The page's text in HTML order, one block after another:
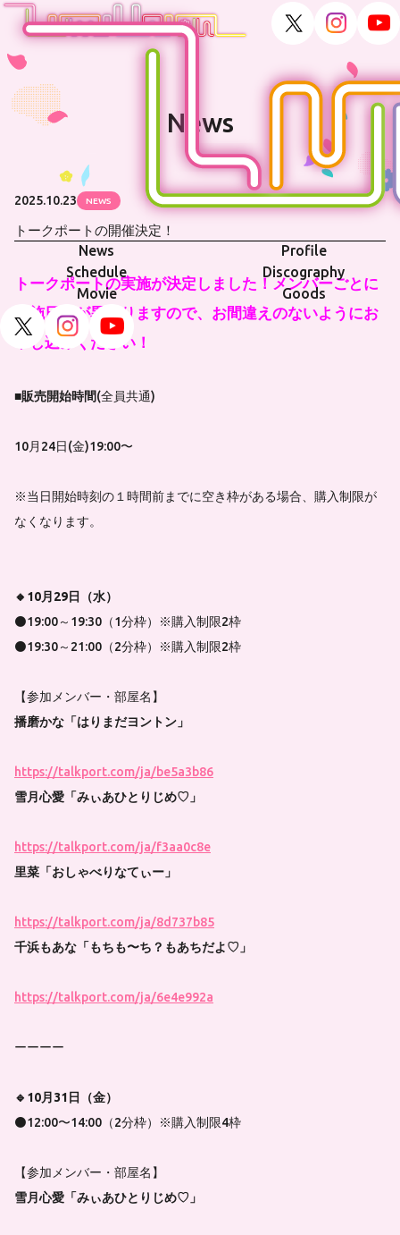
News
Profile
Schedule
Discography
Movie
Goods
News
2025.10.23 NEWS
トークポートの開催決定！
トークポートの実施が決定しました！メンバーごとに
実施日時が異なりますので、お間違えのないようにお
申し込みください！
■販売開始時間(全員共通)
10月24日(金)19:00〜
※当日開始時刻の１時間前までに空き枠がある場合、購入制限が
なくなります。
🔸10月29日（水）
⚫19:00～19:30（1分枠）※購入制限2枠
⚫19:30～21:00（2分枠）※購入制限2枠
【参加メンバー・部屋名】
播磨かな「はりまだヨントン」
https://talkport.com/ja/be5a3b86
雪月心愛「みぃあひとりじめ♡」
https://talkport.com/ja/f3aa0c8e
里菜「おしゃべりなてぃー」
https://talkport.com/ja/8d737b85
千浜もあな「もちも〜ち？もあちだよ♡」
https://talkport.com/ja/6e4e992a
ーーーー
🔹10月31日（金）
⚫12:00〜14:00（2分枠）※購入制限4枠
【参加メンバー・部屋名】
雪月心愛「みぃあひとりじめ♡」